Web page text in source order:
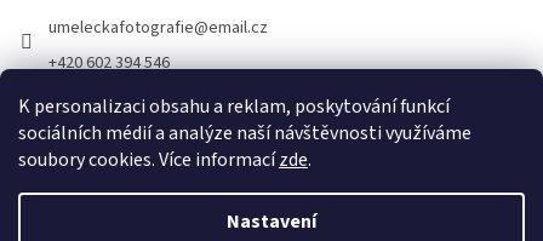
K personalizaci obsahu a reklam, poskytování funkcí
sociálních médií a analýze naší návštěvnosti využíváme
soubory cookies. Více informacízde.
Nastavení
umeleckafotografie@email.cz
+420 602 394 546
Facebook